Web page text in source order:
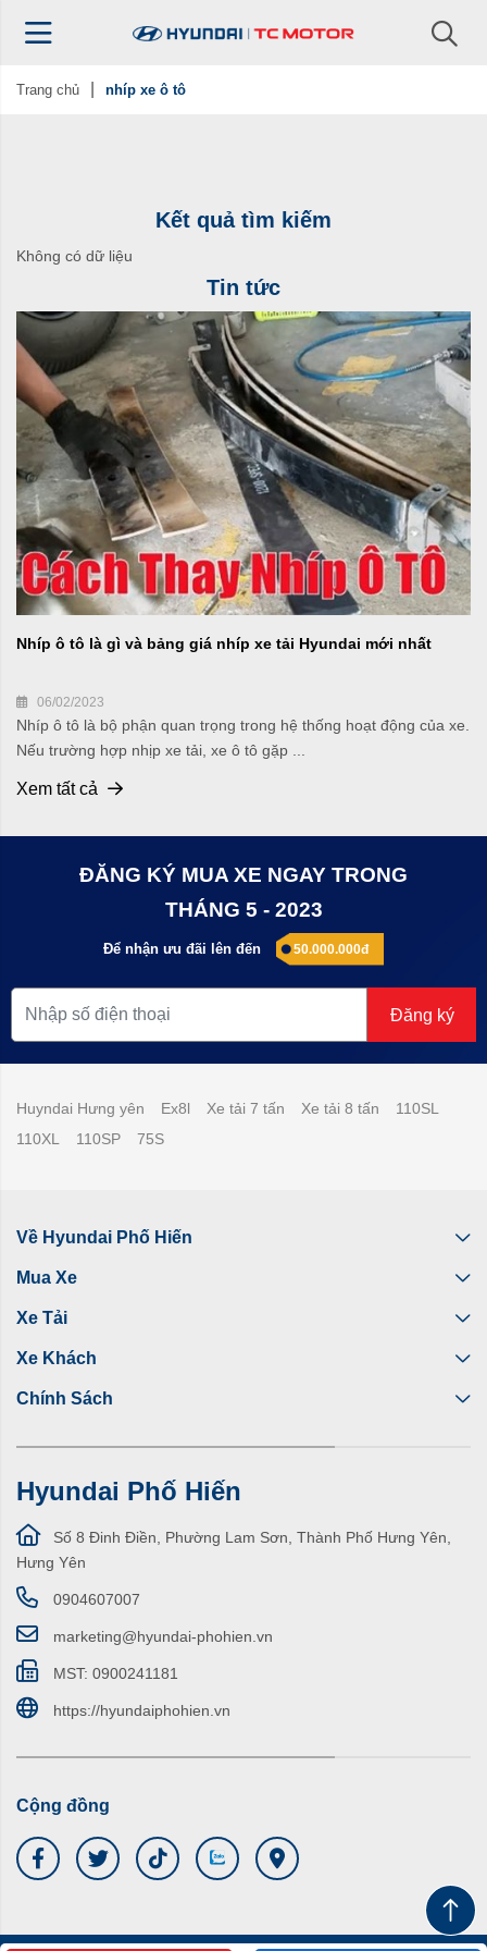
Trang chủ nhíp xe ô tô
Kết quả tìm kiếm
Không có dữ liệu
Tin tức
Nhíp ô tô là gì và bảng giá nhíp xe tải Hyundai mới nhất
06/02/2023
Nhíp ô tô là bộ phận quan trọng trong hệ thống hoạt động của xe.
Nếu trường hợp nhịp xe tải, xe ô tô gặp ...
Xem tất cả
ĐĂNG KÝ MUA XE NGAY TRONG
THÁNG 5 - 2023
Để nhận ưu đãi lên đến 50.000.000đ
Đăng ký
Huyndai Hưng yên Ex8l Xe tải 7 tấn Xe tải 8 tấn
110SL
110XL
110SP 75S
Về Hyundai Phố Hiến
Mua Xe
Xe Tải
Xe Khách
Chính Sách
Hyundai Phố Hiến
Số 8 Đinh Điền, Phường Lam Sơn, Thành Phố Hưng Yên,
Hưng Yên
0904607007
marketing@hyundai-phohien.vn
MST: 0900241181
https://hyundaiphohien.vn
Cộng đồng